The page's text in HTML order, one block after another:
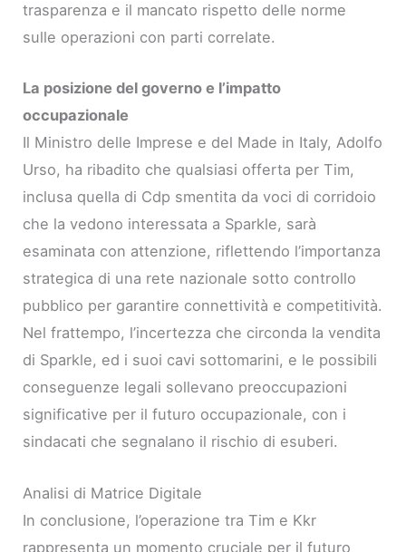
trasparenza e il mancato rispetto delle norme
sulle operazioni con parti correlate.
La posizione del governo e l’impatto
occupazionale
Il Ministro delle Imprese e del Made in Italy, Adolfo
Urso, ha ribadito che qualsiasi offerta per Tim,
inclusa quella di Cdp smentita da voci di corridoio
che la vedono interessata a Sparkle, sarà
esaminata con attenzione, riflettendo l’importanza
strategica di una rete nazionale sotto controllo
pubblico per garantire connettività e competitività.
Nel frattempo, l’incertezza che circonda la vendita
di Sparkle, ed i suoi cavi sottomarini, e le possibili
conseguenze legali sollevano preoccupazioni
significative per il futuro occupazionale, con i
sindacati che segnalano il rischio di esuberi.
Analisi di Matrice Digitale
In conclusione, l’operazione tra Tim e Kkr
rappresenta un momento cruciale per il futuro